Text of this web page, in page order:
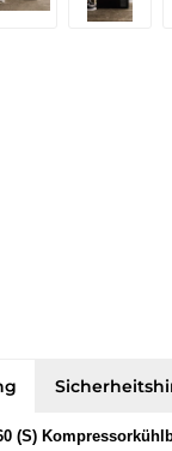
(S)